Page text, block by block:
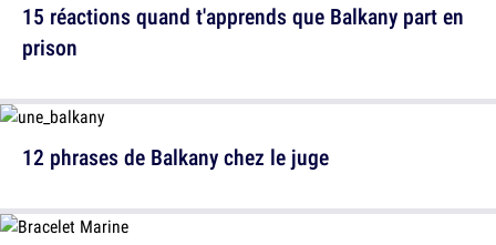
15 réactions quand t'apprends que Balkany part en
prison
12 phrases de Balkany chez le juge